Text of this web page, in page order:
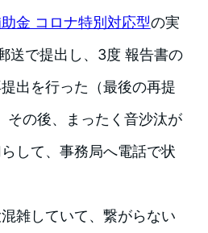
金 コロナ特別対応型の実
送で提出し、3度 報告書の
出を行った（最後の再提
その後、まったく音沙汰が
して、事務局へ電話で状
雑していて、繋がらない